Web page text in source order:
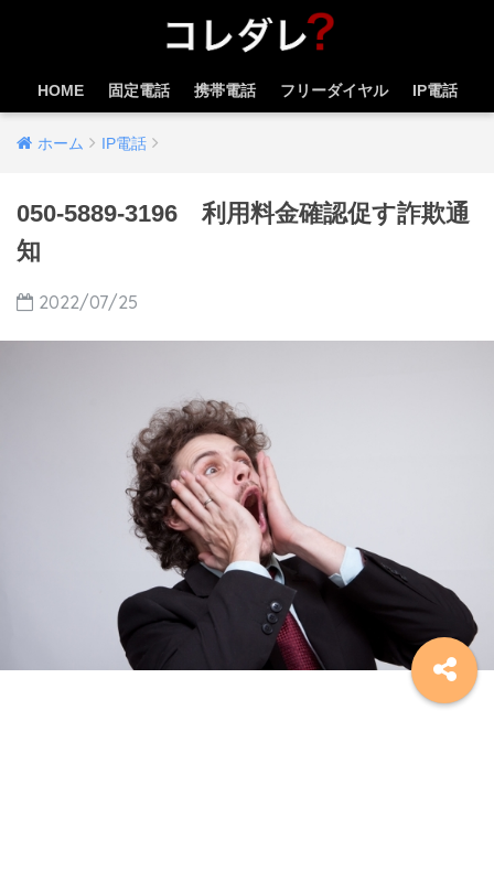
HOME 固定電話 携帯電話 フリーダイヤル IP電話
ホーム IP電話
050-5889-3196 利用料金確認促す詐欺通
知
2022/07/25